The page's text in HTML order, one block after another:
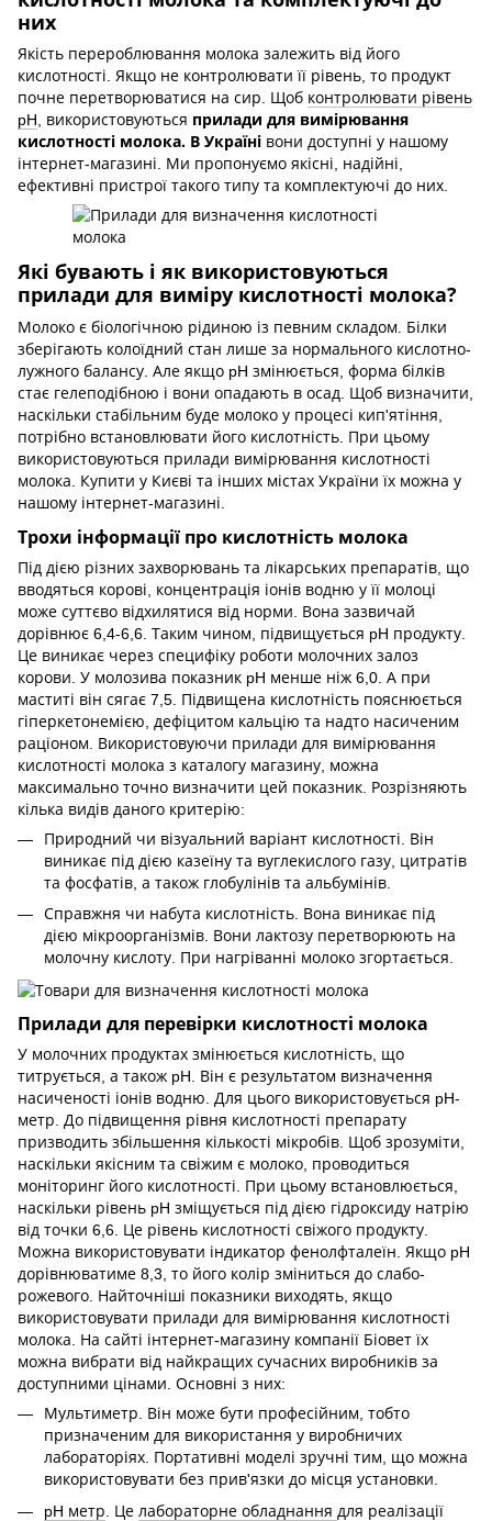
них
Якість перероблювання молока залежить від його
кислотності. Якщо не контролювати її рівень, то продукт
почне перетворюватися на сир. Щоб контролювати рівень
pH, використовуються прилади для вимірювання
кислотності молока. В Україні вони доступні у нашому
інтернет-магазині. Ми пропонуємо якісні, надійні,
ефективні пристрої такого типу та комплектуючі до них.
Які бувають і як використовуються
прилади для виміру кислотності молока?
Молоко є біологічною рідиною із певним складом. Білки
зберігають колоїдний стан лише за нормального кислотно-
лужного балансу. Але якщо pH змінюється, форма білків
стає гелеподібною і вони опадають в осад. Щоб визначити,
наскільки стабільним буде молоко у процесі кип'ятіння,
потрібно встановлювати його кислотність. При цьому
використовуються прилади вимірювання кислотності
молока. Купити у Києві та інших містах України їх можна у
нашому інтернет-магазині.
Трохи інформації про кислотність молока
Під дією різних захворювань та лікарських препаратів, що
вводяться корові, концентрація іонів водню у її молоці
може суттєво відхилятися від норми. Вона зазвичай
дорівнює 6,4-6,6. Таким чином, підвищується pH продукту.
Це виникає через специфіку роботи молочних залоз
корови. У молозива показник pH менше ніж 6,0. А при
маститі він сягає 7,5. Підвищена кислотність пояснюється
гіперкетонемією, дефіцитом кальцію та надто насиченим
раціоном. Використовуючи прилади для вимірювання
кислотності молока з каталогу магазину, можна
максимально точно визначити цей показник. Розрізняють
кілька видів даного критерію:
Природний чи візуальний варіант кислотності. Він
виникає під дією казеїну та вуглекислого газу, цитратів
та фосфатів, а також глобулінів та альбумінів.
Справжня чи набута кислотність. Вона виникає під
дією мікроорганізмів. Вони лактозу перетворюють на
молочну кислоту. При нагріванні молоко згортається.
Прилади для перевірки кислотності молока
У молочних продуктах змінюється кислотність, що
титрується, а також pH. Він є результатом визначення
насиченості іонів водню. Для цього використовується pH-
метр. До підвищення рівня кислотності препарату
призводить збільшення кількості мікробів. Щоб зрозуміти,
наскільки якісним та свіжим є молоко, проводиться
моніторинг його кислотності. При цьому встановлюється,
наскільки рівень pH зміщується під дією гідроксиду натрію
від точки 6,6. Це рівень кислотності свіжого продукту.
Можна використовувати індикатор фенолфталеїн. Якщо pH
дорівнюватиме 8,3, то його колір зміниться до слабо-
рожевого. Найточніші показники виходять, якщо
використовувати прилади для вимірювання кислотності
молока. На сайті інтернет-магазину компанії Біовет їх
можна вибрати від найкращих сучасних виробників за
доступними цінами. Основні з них:
Мультиметр. Він може бути професійним, тобто
призначеним для використання у виробничих
лабораторіях. Портативні моделі зручні тим, що можна
використовувати без прив'язки до місця установки.
pH метр . Це лабораторне обладнання для реалізації